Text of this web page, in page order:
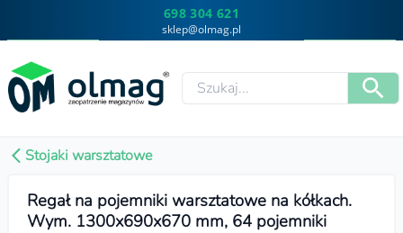
698 304 621
sklep@olmag.pl
Stojaki warsztatowe
Regał na pojemniki warsztatowe na kółkach.
Wym. 1300x690x670 mm, 64 pojemniki